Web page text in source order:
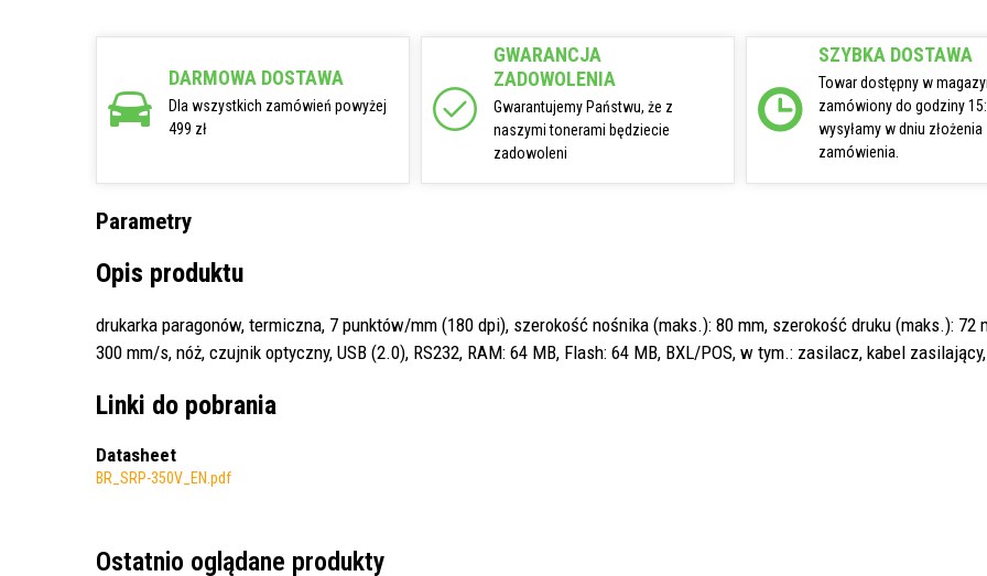
DARMOWA DOSTAWA
Dla wszystkich zamówień powyżej
499 zł
GWARANCJA
ZADOWOLENIA
Gwarantujemy Państwu, że z
naszymi tonerami będziecie
zadowoleni
SZYBKA DOSTAWA
Towar dostępny w
zamówiony do godziny
wysyłamy w dniu złożenia
zamówienia.
Parametry
Opis produktu
drukarka paragonów, termiczna, 7 punktów/mm (180 dpi), szerokość nośnika (maks.): 80 mm, szerokość druku (maks.):
300 mm/s, nóż, czujnik optyczny, USB (2.0), RS232, RAM: 64 MB, Flash: 64 MB, BXL/POS, w tym.: zasilacz, kabel
Linki do pobrania
Datasheet
BR_SRP-350V_EN.pdf
Ostatnio oglądane produkty